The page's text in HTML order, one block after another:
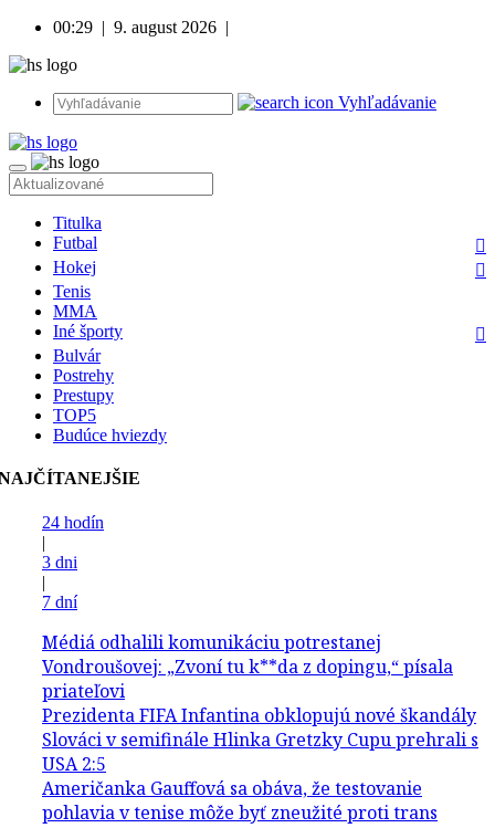
00:29 | 9. august 2026 |
Vyhľadávanie
Titulka
Futbal
Hokej
Tenis
MMA
Iné športy
Bulvár
Postrehy
Prestupy
TOP5
Budúce hviezdy
24 hodín
|
3 dni
|
7 dní